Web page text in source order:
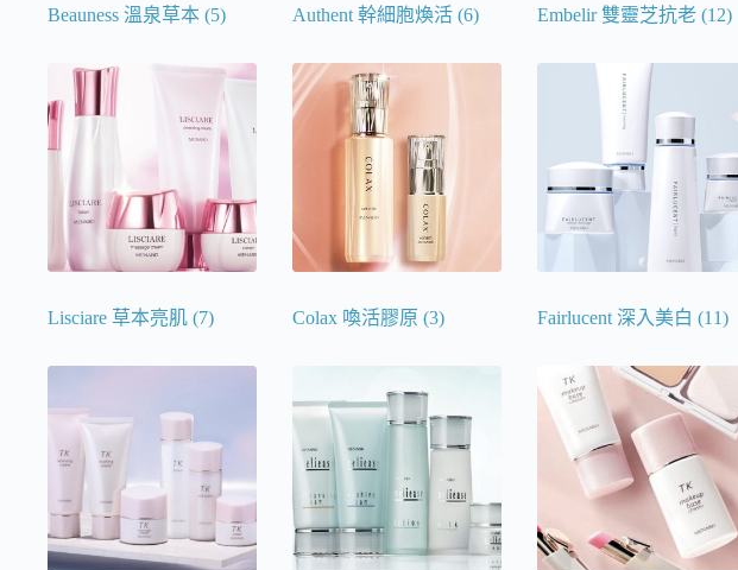
Beauness 溫泉草本 (5) Authent 幹細胞煥活(6) Embelir 雙靈芝抗老(12)
Lisciare 草本亮肌 (7) Colax 喚活膠原(3) Fairlucent 深入美白(11)